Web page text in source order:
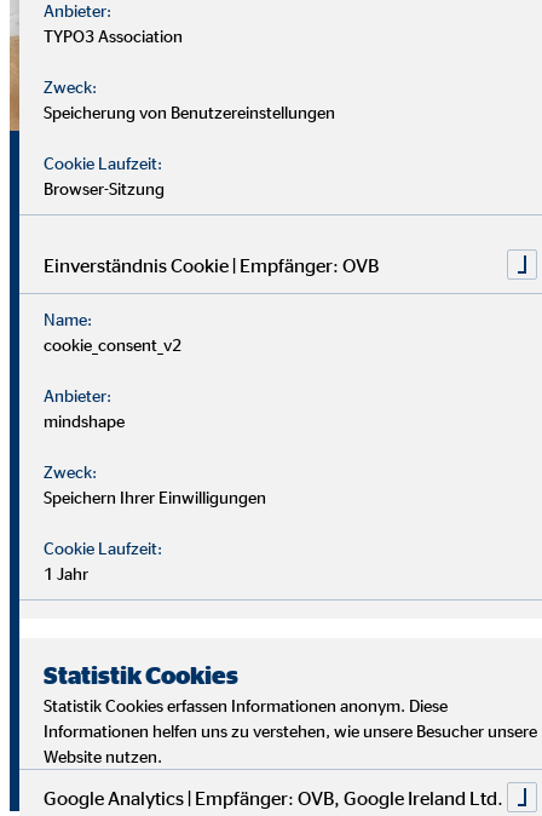
Sicherheit, Chancen und
echte Perspektiven
Für uns zählt nicht dein Lebenslauf, sondern wer du bist und
was du erreichen möchtest. Wichtiger sind deine
zwischenmenschlichen und persönlichen Stärken.
Du solltest offen, kontaktfreudig und freundlich auftreten
Kund*innen hineinzuversetzen.
Als Berater in brauchst du zudem eine gute Struktur, den
Überblick im Arbeitsalltag sowie analytische Fähigkeiten,
um die Ziele deiner Kundinnen richtig zu verstehen und
Starte auch du als OVB Finanzberater*in durch!
Jetzt klicken und bewerben!
Anbieter:
TYPO3 Association
Zweck:
Speicherung von Benutzereinstellungen
Cookie Laufzeit:
Browser-Sitzung
Einverständnis Cookie | Empfänger: OVB
Name:
cookie_consent_v2
Anbieter:
mindshape
Zweck:
Speichern Ihrer Einwilligungen
Cookie Laufzeit:
1 Jahr
Statistik Cookies
Statistik Cookies erfassen Informationen anonym. Diese
Informationen helfen uns zu verstehen, wie unsere Besucher unsere
Website nutzen.
Google Analytics | Empfänger: OVB, Google Ireland Ltd.